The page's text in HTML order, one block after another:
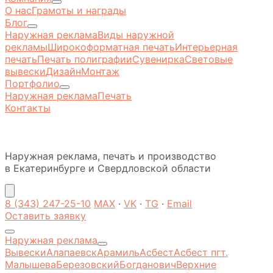
О насГрамоты и награды
Блог
Наружная рекламаВиды наружной
рекламыШирокоформатная печатьИнтерьерная
печатьПечать полиграфииСувениркаСветовые
вывескиДизайнМонтаж
Портфолио
Наружная рекламаПечать
Контакты
Наружная реклама, печать и производство
в Екатеринбурге и Свердловской области
8 (343) 247-25-10 MAX · VK · TG · Email
Оставить заявку
Наружная реклама
ВывескиАлапаевскАрамильАсбестАсбест пгт.
МалышеваБерезовскийБогдановичВерхние